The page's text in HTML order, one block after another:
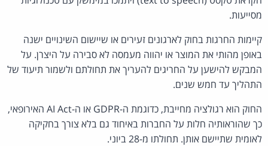
מסייעות.
קיימות החרגות בחוק לארגונים זעירים או שיישום השינויים ישנה
באופן מהותי את המוצר או יהווה מעמסה לא סבירה על היצרן. על
המבקש להישען על החריגים להעריך את תחולתם ולשמור תיעוד של
התהליך עד חמש שנים.
החוק הוא רגולציה מחייבת, כדוגמת ה-GDPR או ה-AI Act האירופאי,
כך שהוראותיה חלות על החברות באיחוד גם בלא צורך בחקיקה
לאומית שתיישם אותן. תחולתו מ-28 ביוני.